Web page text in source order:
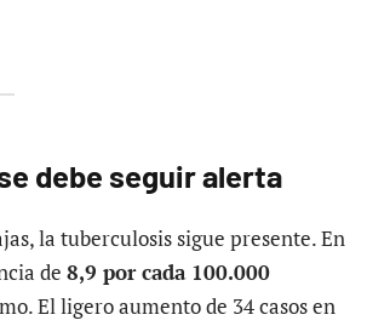
debe seguir alerta
la tuberculosis sigue presente. En
de 8,9 por cada 100.000
El ligero aumento de 34 casos en